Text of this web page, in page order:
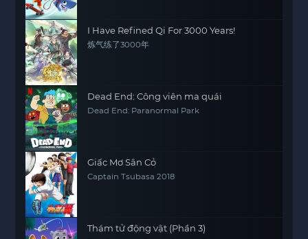
I Have Refined Qi For 3000 Years!
炼气练了3000年
Dead End: Công viên ma quái
Dead End: Paranormal Park
Giấc Mơ Sân Cỏ
Captain Tsubasa 2018
Thám tử động vật (Phần 3)